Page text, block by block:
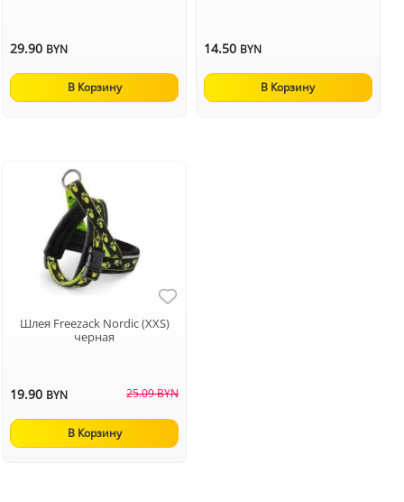
29.90 BYN
В Корзину
14.50 BYN
В Корзину
Шлея Freezack Nordic (XXS)
черная
19.90 BYN 25.09 BYN
В Корзину